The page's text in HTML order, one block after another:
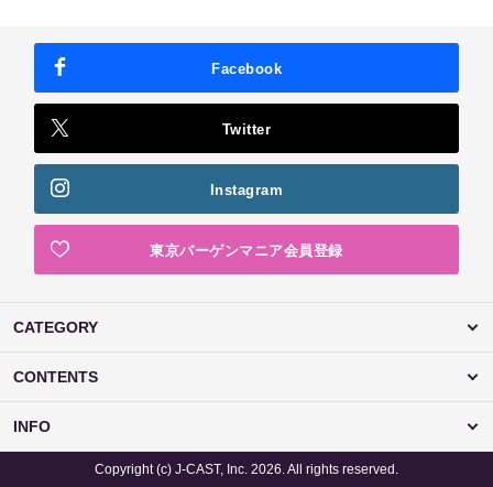
Facebook
Twitter
Instagram
東京バーゲンマニア会員登録
CATEGORY
CONTENTS
INFO
Copyright (c) J-CAST, Inc. 2026. All rights reserved.